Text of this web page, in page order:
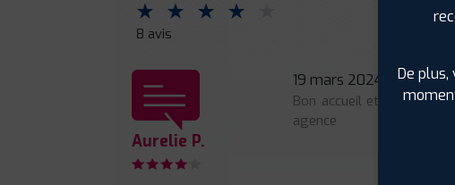
8 avis
Aurelie P.
19 mars 2024
Bon accueil et délais
agence
De